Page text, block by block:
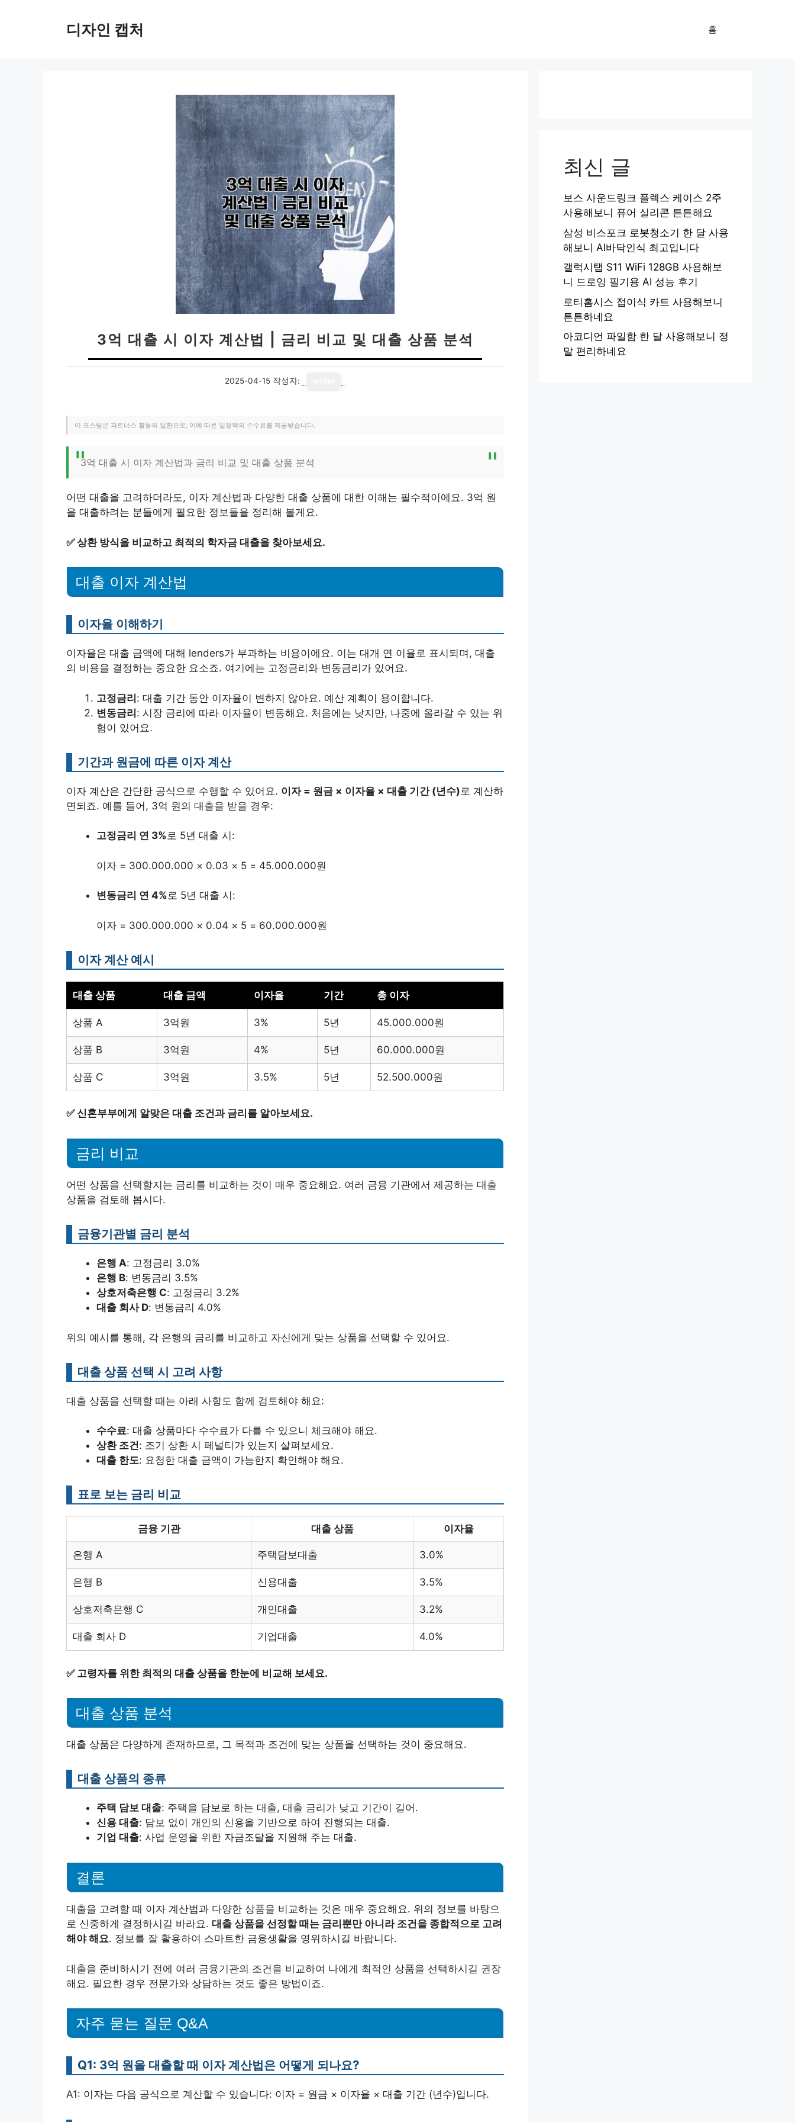
디자인 캡처 홈
3억 대출 시 이자 계산법 | 금리 비교 및 대출 상품 분석
2025-04-15 작성자:
이 포스팅은 파트너스 활동의 일환으로, 이에 따른 일정액의 수수료를 제공받습니다.
3억 대출 시 이자 계산법과 금리 비교 및 대출 상품 분석
어떤 대출을 고려하더라도, 이자 계산법과 다양한 대출 상품에 대한 이해는 필수적이에요. 3억 원
을 대출하려는 분들에게 필요한 정보들을 정리해 볼게요.
✅상환 방식을 비교하고 최적의 학자금 대출을 찾아보세요.
대출 이자 계산법
이자율 이해하기
이자율은 대출 금액에 대해 lenders가 부과하는 비용이에요. 이는 대개 연 이율로 표시되며, 대출
의 비용을 결정하는 중요한 요소죠. 여기에는 고정금리와 변동금리가 있어요.
고정금리: 대출 기간 동안 이자율이 변하지 않아요. 예산 계획이 용이합니다.
변동금리: 시장 금리에 따라 이자율이 변동해요. 처음에는 낮지만, 나중에 올라갈 수 있는 위
험이 있어요.
기간과 원금에 따른 이자 계산
이자 계산은 간단한 공식으로 수행할 수 있어요. 이자 = 원금 × 이자율 × 대출 기간 (년수) 로 계산하
면되죠. 예를 들어, 3억 원의 대출을 받을 경우:
고정금리 연 3%로 5년 대출 시:
이자 = 300.000.000 × 0.03 × 5 = 45.000.000원
변동금리 연 4%로 5년 대출 시:
이자 = 300.000.000 × 0.04 × 5 = 60.000.000원
이자 계산 예시
대출 상품 대출 금액 이자율 기간 총 이자
상품 A 3억원 3% 5년 45.000.000원
상품 B 3억원 4% 5년 60.000.000원
상품 C 3억원 3.5% 5년 52.500.000원
✅신혼부부에게 알맞은 대출 조건과 금리를 알아보세요.
금리 비교
어떤 상품을 선택할지는 금리를 비교하는 것이 매우 중요해요. 여러 금융 기관에서 제공하는 대출
상품을 검토해 봅시다.
금융기관별 금리 분석
은행 A: 고정금리 3.0%
은행 B: 변동금리 3.5%
상호저축은행 C: 고정금리 3.2%
대출 회사 D: 변동금리 4.0%
위의 예시를 통해, 각 은행의 금리를 비교하고 자신에게 맞는 상품을 선택할 수 있어요.
대출 상품 선택 시 고려 사항
대출 상품을 선택할 때는 아래 사항도 함께 검토해야 해요:
수수료: 대출 상품마다 수수료가 다를 수 있으니 체크해야 해요.
상환 조건: 조기 상환 시 페널티가 있는지 살펴보세요.
대출 한도: 요청한 대출 금액이 가능한지 확인해야 해요.
표로 보는 금리 비교
금융 기관 대출 상품 이자율
은행 A 주택담보대출 3.0%
은행 B 신용대출 3.5%
상호저축은행 C 개인대출 3.2%
대출 회사 D 기업대출 4.0%
✅ 고령자를 위한 최적의 대출 상품을 한눈에 비교해 보세요.
대출 상품 분석
대출 상품은 다양하게 존재하므로, 그 목적과 조건에 맞는 상품을 선택하는 것이 중요해요.
대출 상품의 종류
주택 담보 대출: 주택을 담보로 하는 대출, 대출 금리가 낮고 기간이 길어.
신용 대출: 담보 없이 개인의 신용을 기반으로 하여 진행되는 대출.
기업 대출: 사업 운영을 위한 자금조달을 지원해 주는 대출.
결론
대출을 고려할 때 이자 계산법과 다양한 상품을 비교하는 것은 매우 중요해요. 위의 정보를 바탕으
로 신중하게 결정하시길 바라요. 대출 상품을 선정할 때는 금리뿐만 아니라 조건을 종합적으로 고려
해야 해요. 정보를 잘 활용하여 스마트한 금융생활을 영위하시길 바랍니다.
대출을 준비하시기 전에 여러 금융기관의 조건을 비교하여 나에게 최적인 상품을 선택하시길 권장
해요. 필요한 경우 전문가와 상담하는 것도 좋은 방법이죠.
자주 묻는 질문 Q&A
Q1: 3억 원을 대출할 때 이자 계산법은 어떻게 되나요?
A1: 이자는 다음 공식으로 계산할 수 있습니다: 이자 = 원금 × 이자율 × 대출 기간 (년수)입니다.
최신 글
보스 사운드링크 플렉스 케이스 2주
사용해보니 퓨어 실리콘 튼튼해요
삼성 비스포크 로봇청소기 한 달 사용
해보니 AI바닥인식 최고입니다
갤럭시탭 S11 WiFi 128GB 사용해보
니 드로잉 필기용 AI 성능 후기
로티홈시스 접이식 카트 사용해보니
튼튼하네요
아코디언 파일함 한 달 사용해보니 정
말 편리하네요